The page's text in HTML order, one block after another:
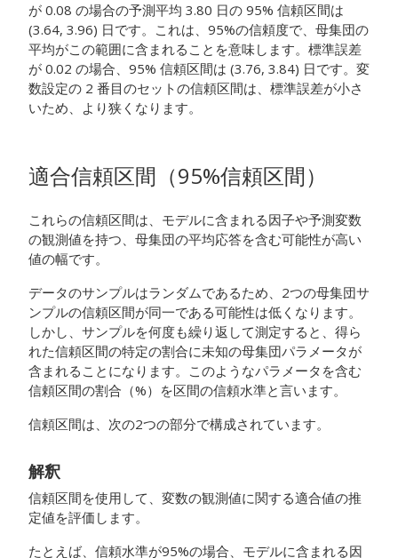
が 0.08 の場合の予測平均 3.80 日の 95% 信頼区間は
(3.64, 3.96) 日です。これは、95%の信頼度で、母集団の
平均がこの範囲に含まれることを意味します。標準誤差
が 0.02 の場合、95% 信頼区間は (3.76, 3.84) 日です。変
数設定の 2 番目のセットの信頼区間は、標準誤差が小さ
いため、より狭くなります。
適合信頼区間（95%信頼区間）
これらの信頼区間は、モデルに含まれる因子や予測変数
の観測値を持つ、母集団の平均応答を含む可能性が高い
値の幅です。
データのサンプルはランダムであるため、2つの母集団サ
ンプルの信頼区間が同一である可能性は低くなります。
しかし、サンプルを何度も繰り返して測定すると、得ら
れた信頼区間の特定の割合に未知の母集団パラメータが
含まれることになります。このようなパラメータを含む
信頼区間の割合（%）を区間の信頼水準と言います。
信頼区間は、次の2つの部分で構成されています。
解釈
信頼区間を使用して、変数の観測値に関する適合値の推
定値を評価します。
たとえば、信頼水準が95%の場合、モデルに含まれる因